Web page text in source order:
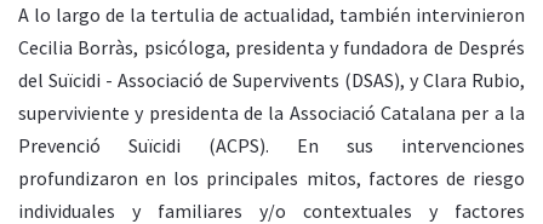
A lo largo de la tertulia de actualidad, también intervinieron
Cecilia Borràs, psicóloga, presidenta y fundadora de Després
del Suïcidi - Associació de Supervivents (DSAS), y Clara Rubio,
superviviente y presidenta de la Associació Catalana per a la
Prevenció Suïcidi (ACPS). En sus intervenciones
profundizaron en los principales mitos, factores de riesgo
individuales y familiares y/o contextuales y factores